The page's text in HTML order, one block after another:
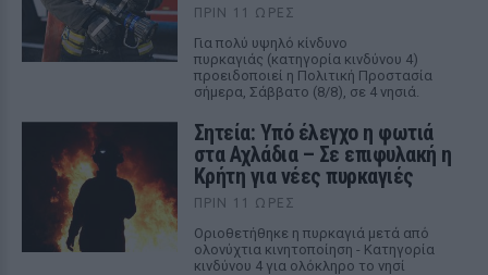
ΠΡΙΝ 11 ΏΡΕΣ
Για πολύ υψηλό κίνδυνο
πυρκαγιάς (κατηγορία κινδύνου 4)
προειδοποιεί η Πολιτική Προστασία
σήμερα, Σάββατο (8/8), σε 4 νησιά.
Σητεία: Υπό έλεγχο η φωτιά
στα Αχλάδια – Σε επιφυλακή η
Κρήτη για νέες πυρκαγιές
ΠΡΙΝ 11 ΏΡΕΣ
Οριοθετήθηκε η πυρκαγιά μετά από
ολονύχτια κινητοποίηση - Κατηγορία
κινδύνου 4 για ολόκληρο το νησί